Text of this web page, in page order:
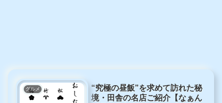
グルメ
“究極の昼飯”を求めて訪れた秘
境・田舎の名店ご紹介【なぁん